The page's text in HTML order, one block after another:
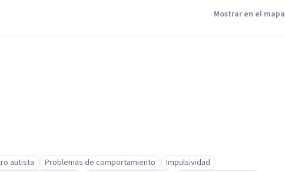
Mostrar en el mapa
autista Problemas de comportamiento
Impulsividad